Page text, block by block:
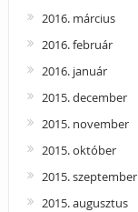
2016. március
2016. február
2016. január
2015. december
2015. november
2015. október
2015. szeptember
2015. augusztus